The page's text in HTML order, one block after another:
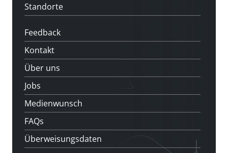
Standorte
Feedback
Kontakt
Über uns
Jobs
Medienwunsch
FAQs
Überweisungsdaten